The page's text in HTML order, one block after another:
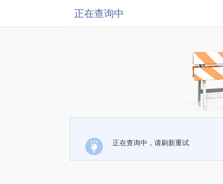
正在查询中
正在查询中，请刷新重试